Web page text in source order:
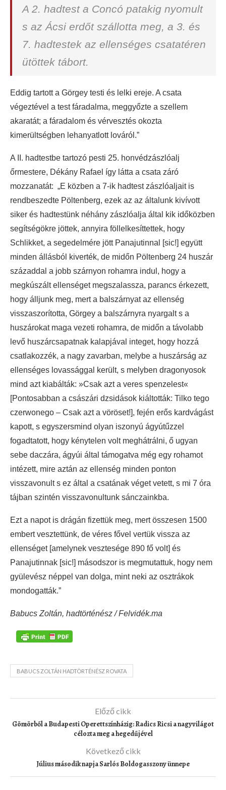
A 2. hadtest a Concó patakig nyomult
s az Ácsi erdőt szállotta meg, a 3. és
7. hadtestek az ellenséges csatatéren
ütöttek tábort.
Eddig tartott a Görgey testi és lelki ereje. A csata
végeztével a test fáradalma, meggyőzte a szellem
akaratát; a fáradalom és vérvesztés okozta
kimerültségben lehanyatlott lováról.”
A II. hadtestbe tartozó pesti 25. honvédzászlóalj
őrmestere, Dékány Rafael így látta a csata záró
mozzanatát: „E közben a 7-ik hadtest zászlóaljait is
rendbeszedte Pöltenberg, ezek az az általunk kivívott
siker és hadtestünk néhány zászlóalja által kik időközben
segítségökre jöttek, annyira föllelkesíttettek, hogy
Schlikket, a segedelmére jött Panajutinnal [sic!] együtt
minden állásból kiverték, de midőn Pöltenberg 24 huszár
századdal a jobb szárnyon rohamra indul, hogy a
megkúszált ellenséget megszalassza, parancs érkezett,
hogy álljunk meg, mert a balszárnyat az ellenség
visszaszorította, Görgey a balszárnyra nyargalt s a
huszárokat maga vezeti rohamra, de midőn a távolabb
levő huszárcsapatnak kalapjával integet, hogy hozzá
csatlakozzék, a nagy zavarban, melybe a huszárság az
ellenséges lovassággal került, s melyben dragonyosok
mind azt kiabálták: »Csak azt a veres spenzelest«
[Pontosabban a császári dzsidások kiáltották: Tilko tego
czerwonego – Csak azt a vöröset!], fején erős kardvágást
kapott, s egyszersmind olyan iszonyú ágyútűzzel
fogadtatott, hogy kénytelen volt meghátrálni, ő ugyan
sebe daczára, ágyúi által támogatva még egy rohamot
intézett, mire aztán az ellenség minden ponton
visszavonult s ez által a csatának véget vetett, s mi 7 óra
tájban szintén visszavonultunk sánczainkba.
Ezt a napot is drágán fizettük meg, mert összesen 1500
embert vesztettünk, de véres fővel vertük vissza az
ellenséget [amelynek vesztesége 890 fő volt] és
Panajutinnak [sic!] másodszor is megmutattuk, hogy nem
gyülevész néppel van dolga, mint neki az osztrákok
mondogatták.”
Babucs Zoltán, hadtörténész / Felvidék.ma
BABUCS ZOLTÁN HADTÖRTÉNÉSZ ROVATA
Előző cikk
Gömörből a Budapesti Operettszínházig: Radics Ricsi a nagyvilágot
célozta meg a hegedűjével
Következő cikk
Július második napja Sarlós Boldogasszony ünnepe